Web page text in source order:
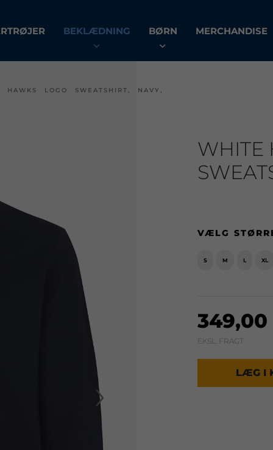
BEKLÆDNING BØRN MERCHANDISE
HAWKS LOGO SWEATSHIRT, NAVY,
›
WHITE
VÆLG
S M L XL
349,00
EKSL. FRAGT
LÆG I